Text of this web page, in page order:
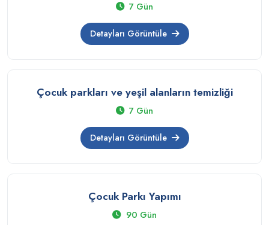
7 Gün
Detayları Görüntüle
Çocuk parkları ve yeşil alanların temizliği
7 Gün
Detayları Görüntüle
Çocuk Parkı Yapımı
90 Gün